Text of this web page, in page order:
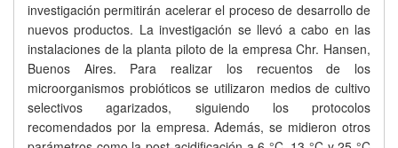
investigación permitirán acelerar el proceso de desarrollo de
nuevos productos. La investigación se llevó a cabo en las
instalaciones de la planta piloto de la empresa Chr. Hansen,
Buenos Aires. Para realizar los recuentos de los
microorganismos probióticos se utilizaron medios de cultivo
selectivos agarizados, siguiendo los protocolos
recomendados por la empresa. Además, se midieron otros